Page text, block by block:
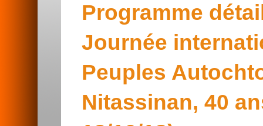
Programme
Journée
Peuples
Nitassinan, 40